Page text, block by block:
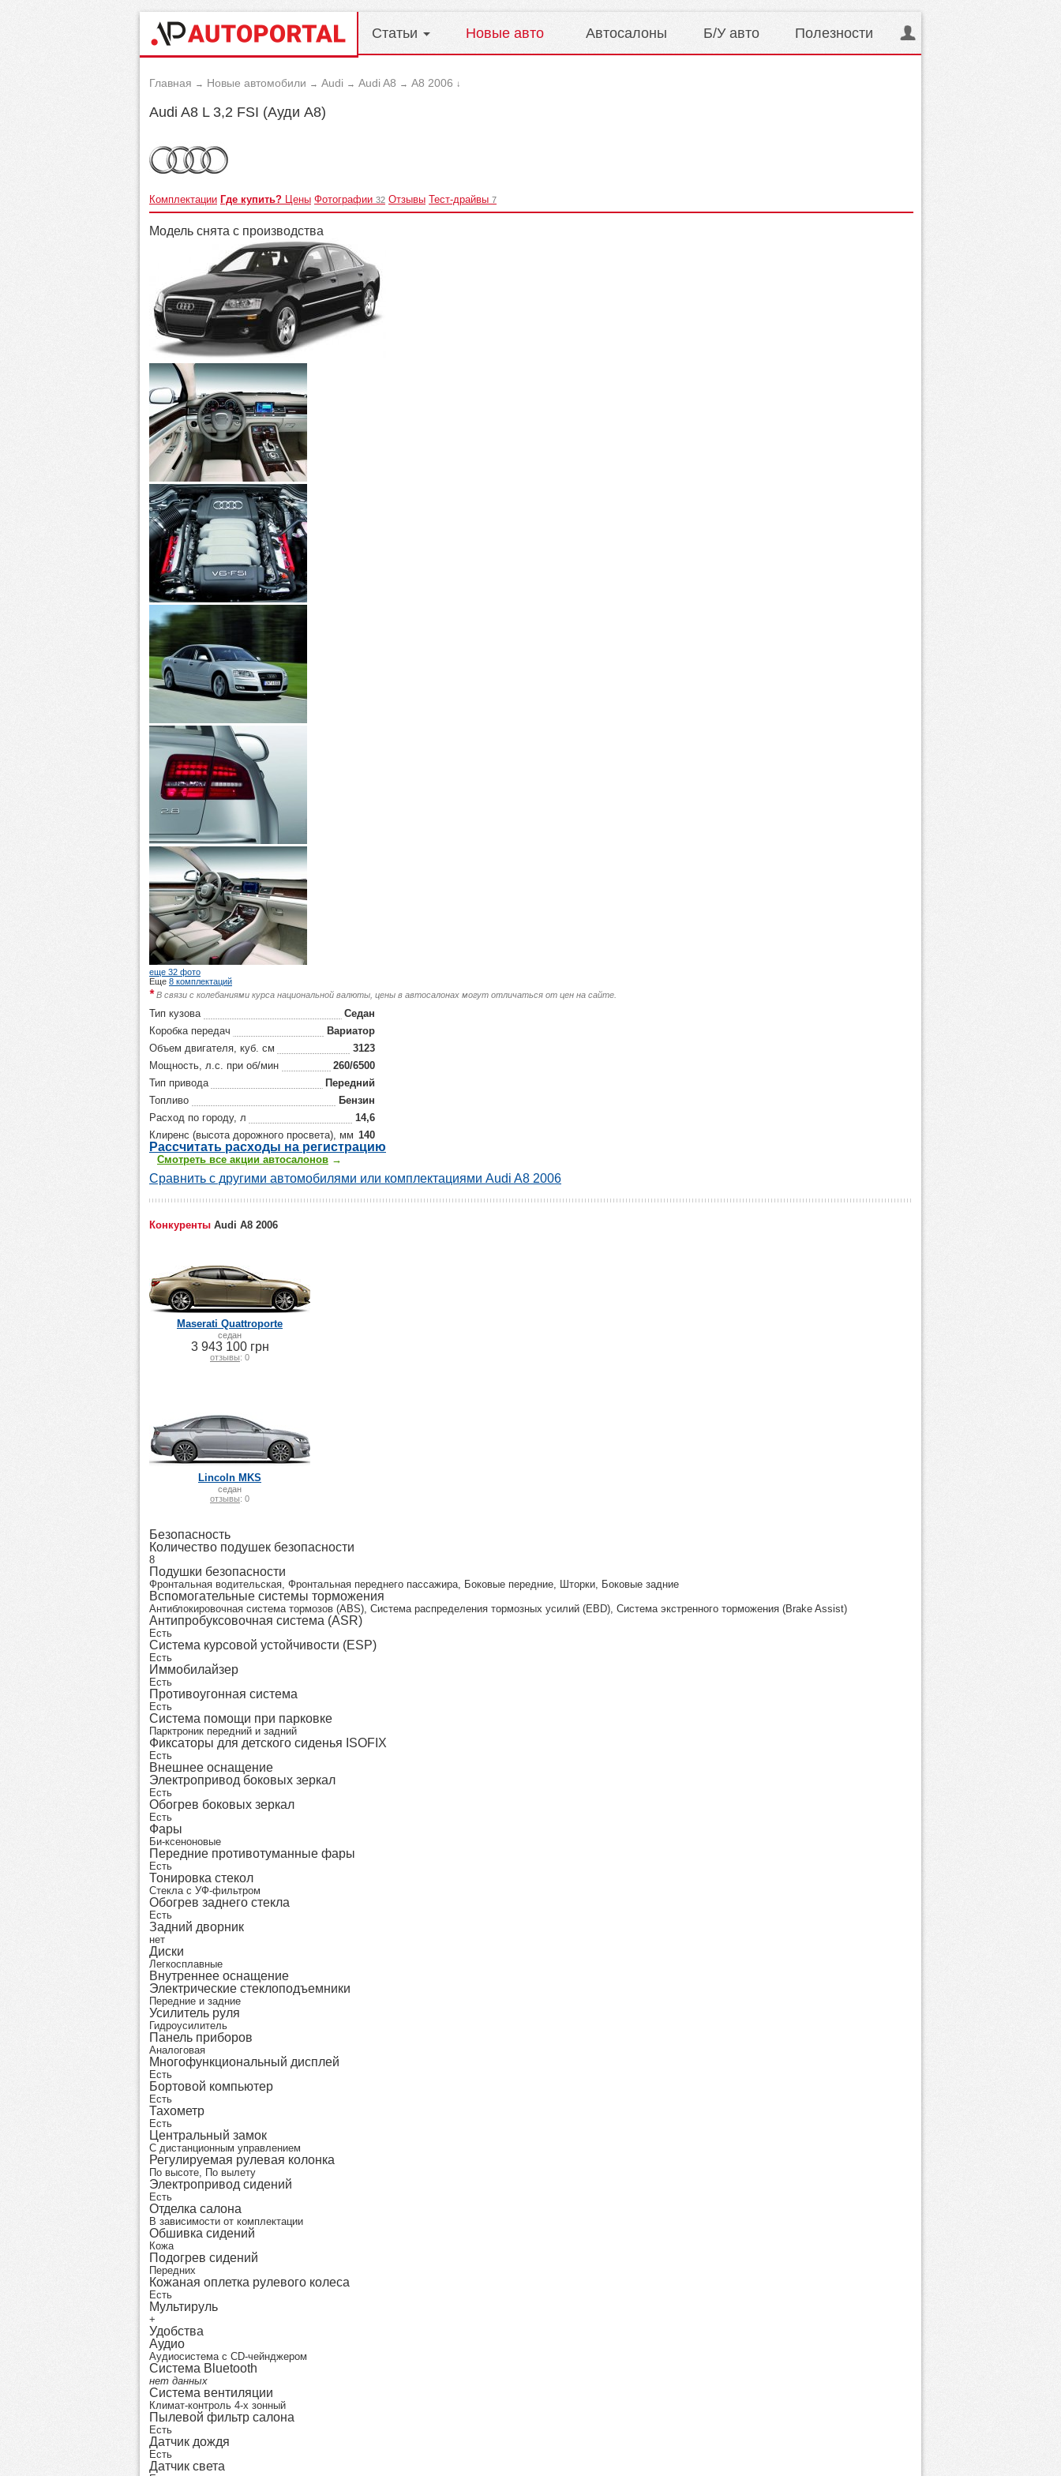
Статьи Новые авто Автосалоны Б/У авто Полезности
Главная → Новые автомобили → Audi → Audi A8 → A8 2006 ↓
Audi A8 L 3,2 FSI (Ауди А8)
Комплектации Где купить? Цены Фотографии 32 Отзывы Тест-драйвы 7
Модель снята с производства
еще 32 фото
Еще 8 комплектаций
*В связи с колебаниями курса национальной валюты, цены в автосалонах могут отличаться от цен на сайте.
Тип кузова
Седан
Коробка передач
Вариатор
Объем двигателя, куб. см
3123
Мощность, л.с. при об/мин
260/6500
Тип привода
Передний
Топливо
Бензин
Расход по городу, л
14,6
Клиренс (высота дорожного просвета), мм 140
Рассчитать расходы на регистрацию
Смотреть все акции автосалонов →
Сравнить с другими автомобилями или комплектациями Audi A8 2006
Конкуренты Audi A8 2006
Maserati Quattroporte
седан
3 943 100 грн
отзывы: 0
Lincoln MKS
седан
отзывы: 0
Безопасность
Количество подушек безопасности
8
Подушки безопасности
Фронтальная водительская, Фронтальная переднего пассажира, Боковые передние, Шторки, Боковые задние
Вспомогательные системы торможения
Антиблокировочная система тормозов (ABS), Система распределения тормозных усилий (EBD), Система экстренного торможения (Brake Assist)
Антипробуксовочная система (ASR)
Есть
Система курсовой устойчивости (ESP)
Есть
Иммобилайзер
Есть
Противоугонная система
Есть
Система помощи при парковке
Парктроник передний и задний
Фиксаторы для детского сиденья ISOFIX
Есть
Внешнее оснащение
Электропривод боковых зеркал
Есть
Обогрев боковых зеркал
Есть
Фары
Би-ксеноновые
Передние противотуманные фары
Есть
Тонировка стекол
Стекла с УФ-фильтром
Обогрев заднего стекла
Есть
Задний дворник
нет
Диски
Легкосплавные
Внутреннее оснащение
Электрические стеклоподъемники
Передние и задние
Усилитель руля
Гидроусилитель
Панель приборов
Аналоговая
Многофункциональный дисплей
Есть
Бортовой компьютер
Есть
Тахометр
Есть
Центральный замок
С дистанционным управлением
Регулируемая рулевая колонка
По высоте, По вылету
Электропривод сидений
Есть
Отделка салона
В зависимости от комплектации
Обшивка сидений
Кожа
Подогрев сидений
Передних
Кожаная оплетка рулевого колеса
Есть
Мультируль
+
Удобства
Аудио
Аудиосистема с CD-чейнджером
Система Bluetooth
нет данных
Система вентиляции
Климат-контроль 4-х зонный
Пылевой фильтр салона
Есть
Датчик дождя
Есть
Датчик света